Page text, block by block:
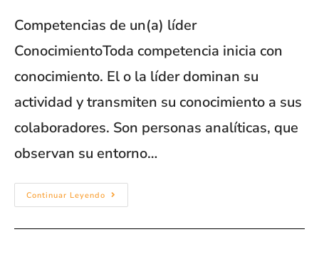
Competencias de un(a) líder
ConocimientoToda competencia inicia con
conocimiento. El o la líder dominan su
actividad y transmiten su conocimiento a sus
colaboradores. Son personas analíticas, que
observan su entorno…
Continuar Leyendo